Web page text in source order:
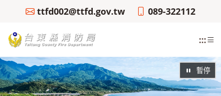
ttfd002@ttfd.gov.tw 089-322112
:::
暫停